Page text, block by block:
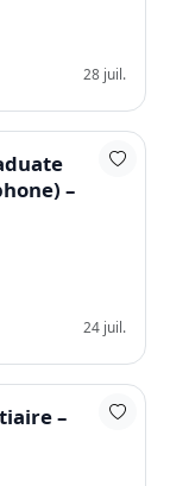
28 juil.
–
24 juil.
–